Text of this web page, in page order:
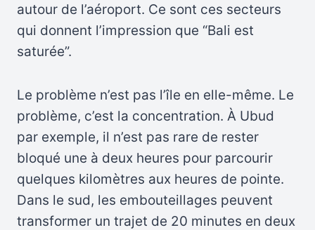
autour de l’aéroport. Ce sont ces secteurs
qui donnent l’impression que “Bali est
saturée”.
Le problème n’est pas l’île en elle-même. Le
problème, c’est la concentration. À Ubud
par exemple, il n’est pas rare de rester
bloqué une à deux heures pour parcourir
quelques kilomètres aux heures de pointe.
Dans le sud, les embouteillages peuvent
transformer un trajet de 20 minutes en deux